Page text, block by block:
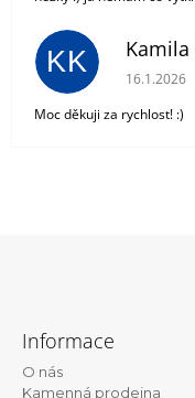
KK Kamila
Hodnocení
16.1.2026
Moc děkuji za rychlost! :)
Informace
O nás
Kamenná prodejna